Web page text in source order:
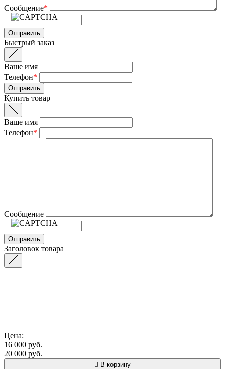
Сообщение*
Быстрый заказ
Ваше имя
Телефон*
Купить товар
Ваше имя
Телефон*
Сообщение
Заголовок товара
Цена:
16 000 руб.
20 000 руб.
В корзину